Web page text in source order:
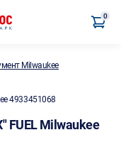
0
Milwaukee
4933451068
FUEL Milwaukee